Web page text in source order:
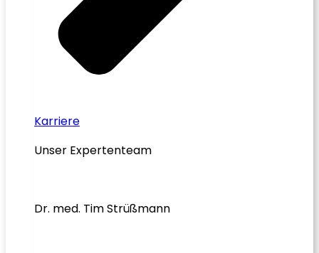
Karriere
Unser Expertenteam
Dr. med. Tim Strüßmann